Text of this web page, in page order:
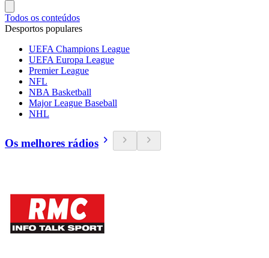
Todos os conteúdos
Desportos populares
UEFA Champions League
UEFA Europa League
Premier League
NFL
NBA Basketball
Major League Baseball
NHL
Os melhores rádios